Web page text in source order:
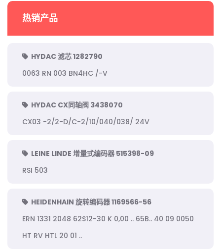
热销产品
HYDAC 滤芯 1282790
0063 RN 003 BN4HC /-V
HYDAC CX同轴阀 3438070
CX03 -2/2-D/C-2/10/040/038/ 24V
LEINE LINDE 增量式编码器 515398-09
RSI 503
HEIDENHAIN 旋转编码器 1169566-56
ERN 1331 2048 62S12-30 K 0,00 .. 65B.. 40 09 0050
HT RV HTL 20 01 ..